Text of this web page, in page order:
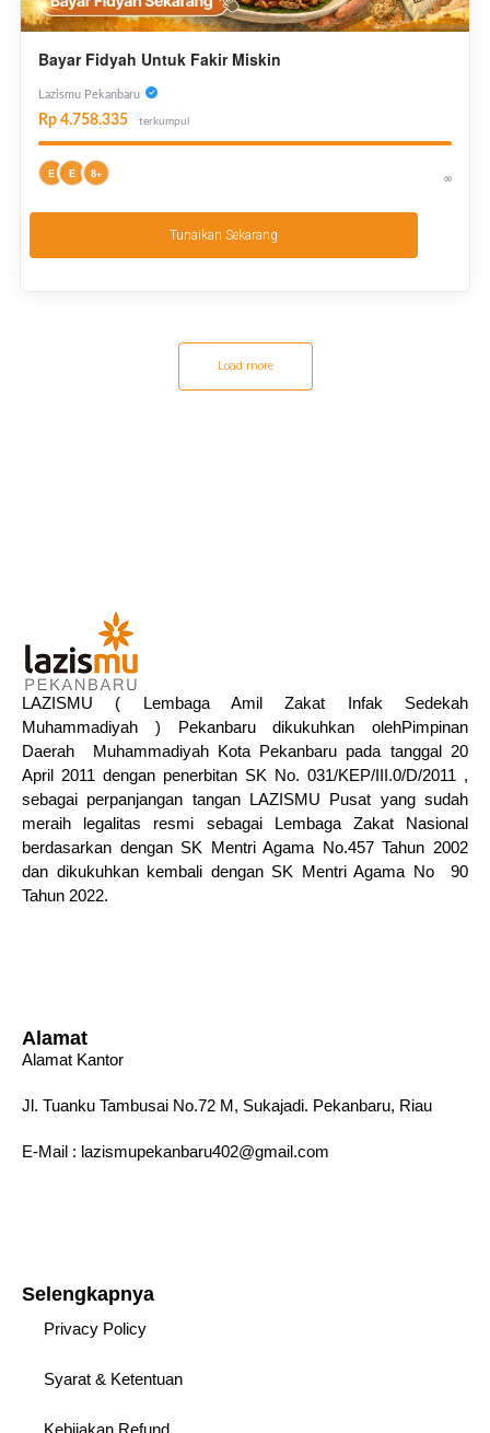
Bayar Fidyah Untuk Fakir Miskin
Lazismu Pekanbaru
Rp 4.758.335 terkumpul
E E 8+ ∞
Tunaikan Sekarang
Load more
LAZISMU ( Lembaga Amil Zakat Infak Sedekah
Muhammadiyah ) Pekanbaru dikukuhkan olehPimpinan
Daerah Muhammadiyah Kota Pekanbaru pada tanggal 20
April 2011 dengan penerbitan SK No. 031/KEP/III.0/D/2011 ,
sebagai perpanjangan tangan LAZISMU Pusat yang sudah
meraih legalitas resmi sebagai Lembaga Zakat Nasional
berdasarkan dengan SK Mentri Agama No.457 Tahun 2002
dan dikukuhkan kembali dengan SK Mentri Agama No 90
Tahun 2022.
Alamat
Alamat Kantor
Jl. Tuanku Tambusai No.72 M, Sukajadi. Pekanbaru, Riau
E-Mail : lazismupekanbaru402@gmail.com
Selengkapnya
Privacy Policy
Syarat & Ketentuan
Kebijakan Refund